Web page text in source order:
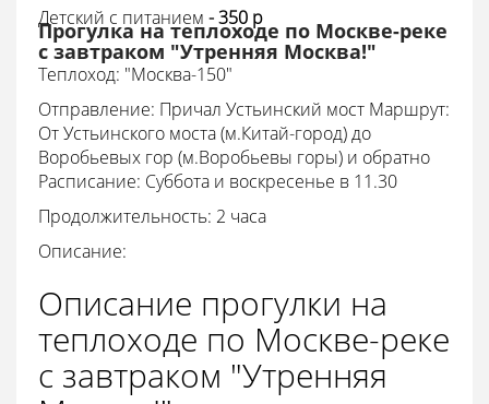
Детский с питанием - 350 p
Прогулка на теплоходе по Москве-реке
с завтраком "Утренняя Москва!"
Теплоход: "Москва-150"
Отправление: Причал Устьинский мост Маршрут:
От Устьинского моста (м.Китай-город) до
Воробьевых гор (м.Воробьевы горы) и обратно
Расписание: Суббота и воскресенье в 11.30
Продолжительность: 2 часа
Описание:
Описание прогулки на
теплоходе по Москве-реке
с завтраком "Утренняя